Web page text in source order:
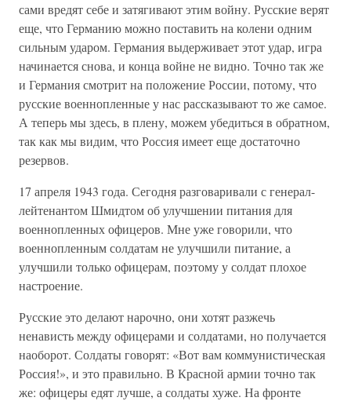
сами вредят себе и затягивают этим войну. Русские верят
еще, что Германию можно поставить на колени одним
сильным ударом. Германия выдерживает этот удар, игра
начинается снова, и конца войне не видно. Точно так же
и Германия смотрит на положение России, потому, что
русские военнопленные у нас рассказывают то же самое.
А теперь мы здесь, в плену, можем убедиться в обратном,
так как мы видим, что Россия имеет еще достаточно
резервов.
17 апреля 1943 года. Сегодня разговаривали с генерал-
лейтенантом Шмидтом об улучшении питания для
военнопленных офицеров. Мне уже говорили, что
военнопленным солдатам не улучшили питание, а
улучшили только офицерам, поэтому у солдат плохое
настроение.
Русские это делают нарочно, они хотят разжечь
ненависть между офицерами и солдатами, но получается
наоборот. Солдаты говорят: «Вот вам коммунистическая
Россия!», и это правильно. В Красной армии точно так
же: офицеры едят лучше, а солдаты хуже. На фронте